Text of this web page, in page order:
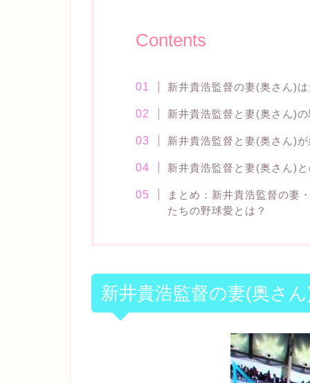
Contents
新井貴浩監督の妻(奥さん)
新井貴浩監督と妻(奥さん)
新井貴浩監督と妻(奥さん)
新井貴浩監督と妻(奥さん)
まとめ：新井貴浩監督の妻
たちの野球愛とは？
新井貴浩監督の妻(奥さ